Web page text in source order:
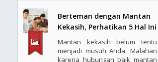
Berteman dengan Mantan
Kekasih, Perhatikan 5 Hal Ini
Mantan kekasih belum tentu
menjadi musuh Anda. Malahan
karena hubungan baik mantan